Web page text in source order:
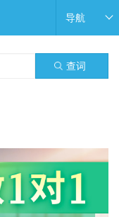
导航
查词